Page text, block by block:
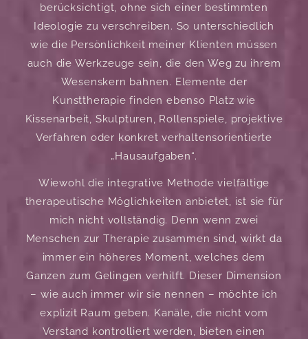
berücksichtigt, ohne sich einer bestimmten
Ideologie zu verschreiben. So unterschiedlich
wie die Persönlichkeit meiner Klienten müssen
auch die Werkzeuge sein, die den Weg zu ihrem
Wesenskern bahnen. Elemente der
Kunsttherapie finden ebenso Platz wie
Kissenarbeit, Skulpturen, Rollenspiele, projektive
Verfahren oder konkret verhaltensorientierte
„Hausaufgaben“.
Wiewohl die integrative Methode vielfältige
therapeutische Möglichkeiten anbietet, ist sie für
mich nicht vollständig. Denn wenn zwei
Menschen zur Therapie zusammen sind, wirkt da
immer ein höheres Moment, welches dem
Ganzen zum Gelingen verhilft. Dieser Dimension
– wie auch immer wir sie nennen – möchte ich
explizit Raum geben. Kanäle, die nicht vom
Verstand kontrolliert werden, bieten einen